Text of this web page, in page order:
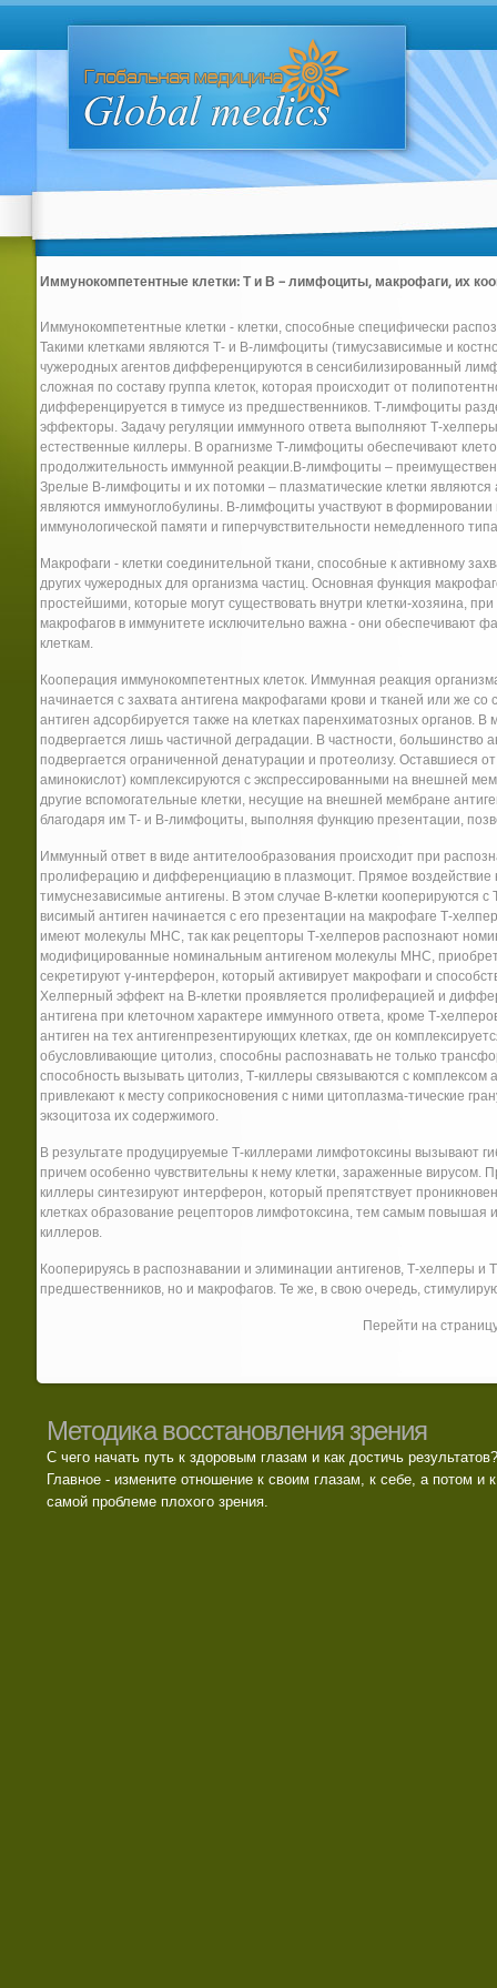
Иммунокомпетентные клетки: Т и В – лимфоциты, макрофаги, их
Иммунокомпетентные клетки - клетки, способные специфически
Такими клетками являются Т- и В-лимфоциты (тимусзависимые и
чужеродных агентов дифференцируются в сенсибилизированный
сложная по составу группа клеток, которая происходит от
дифференцируется в тимусе из предшественников. Т-лимфоциты
эффекторы. Задачу регуляции иммунного ответа выполняют Т-
естественные киллеры. В орагнизме Т-лимфоциты обеспечивают
продолжительность иммунной реакции.B-лимфоциты –
Зрелые В-лимфоциты и их потомки – плазматические клетки
являются иммуноглобулины. В-лимфоциты участвуют в формировании
иммунологической памяти и гиперчувствительности немедленного
Макрофаги - клетки соединительной ткани, способные к активному
других чужеродных для организма частиц. Основная функция
простейшими, которые могут существовать внутри клетки-хозяина,
макрофагов в иммунитете исключительно важна - они обеспечивают
клеткам.
Кооперация иммунокомпетентных клеток. Иммунная реакция
начинается с захвата антигена макрофагами крови и тканей или же
антиген адсорбируется также на клетках паренхиматозных органов.
подвергается лишь частичной деградации. В частности, большинство
подвергается ограниченной денатурации и протеолизу. Оставшиеся
аминокислот) комплексируются с экспрессированными на внешней
другие вспомогательные клетки, несущие на внешней мембране
благодаря им Т- и В-лимфоциты, выполняя функцию презентации,
Иммунный ответ в виде антителообразования происходит при
пролиферацию и дифференциацию в плазмоцит. Прямое воздействие
тимуснезависимые антигены. В этом случае В-клетки кооперируются
висимый антиген начинается с его презентации на макрофаге Т-
имеют молекулы МНС, так как рецепторы Т-хелперов распознают
модифицированные номинальным антигеном молекулы МНС,
секретируют γ-интерферон, который активирует макрофаги и
Хелперный эффект на В-клетки проявляется пролиферацией и
антигена при клеточном характере иммунного ответа, кроме Т-
антиген на тех антигенпрезентирующих клетках, где он
обусловливающие цитолиз, способны распознавать не только
способность вызывать цитолиз, Т-киллеры связываются с
привлекают к месту соприкосновения с ними цитоплазма-тические
экзоцитоза их содержимого.
В результате продуцируемые Т-киллерами лимфотоксины вызывают
причем особенно чувствительны к нему клетки, зараженные
киллеры синтезируют интерферон, который препятствует
клетках образование рецепторов лимфотоксина, тем самым повышая
киллеров.
Кооперируясь в распознавании и элиминации антигенов, Т-хелперы и
предшественников, но и макрофагов. Те же, в свою очередь,
Перейти на
Методика восстановления зрения
С чего начать путь к здоровым глазам и как достичь результатов?
Главное - измените отношение к своим глазам, к себе, а потом и к
самой проблеме плохого зрения.